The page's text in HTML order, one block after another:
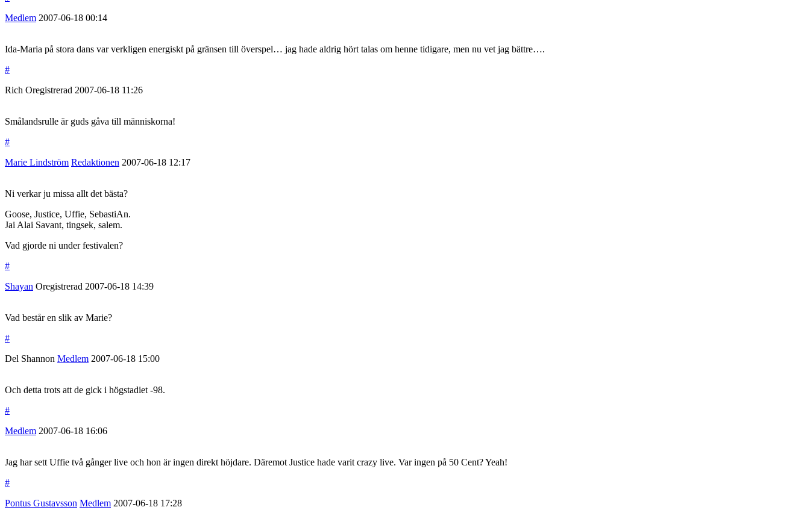
Medlem 2007-06-18 00:14
Ida-Maria på stora dans var verkligen energiskt på gränsen till överspel… jag hade aldrig hört talas om henne tidigare, men nu vet jag bättre….
#
Rich Oregistrerad 2007-06-18 11:26
Smålandsrulle är guds gåva till människorna!
#
Marie Lindström Redaktionen 2007-06-18 12:17
Ni verkar ju missa allt det bästa?
Goose, Justice, Uffie, SebastiAn.
Jai Alai Savant, tingsek, salem.
Vad gjorde ni under festivalen?
#
Shayan Oregistrerad 2007-06-18 14:39
Vad består en slik av Marie?
#
Del Shannon Medlem 2007-06-18 15:00
Och detta trots att de gick i högstadiet -98.
#
Medlem 2007-06-18 16:06
Jag har sett Uffie två gånger live och hon är ingen direkt höjdare. Däremot Justice hade varit crazy live. Var ingen på 50 Cent? Yeah!
#
Pontus Gustavsson Medlem 2007-06-18 17:28